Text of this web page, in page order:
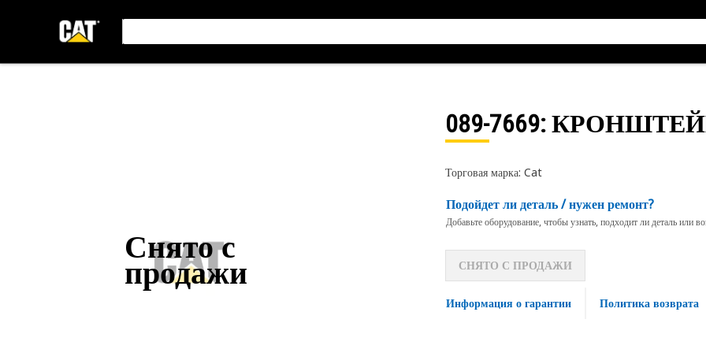
Снято с
продажи
089-7669:
Торговая марка: Cat
Подойдет ли деталь / нужен ремонт?
Добавьте оборудование, чтобы узнать, подходит ли деталь или
СНЯТО С ПРОДАЖИ
Информация о гарантии Политика возврата